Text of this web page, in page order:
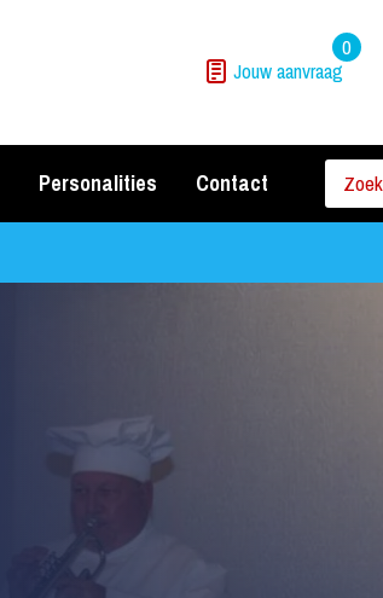
Jouw aanvraag
0
Personalities Contact